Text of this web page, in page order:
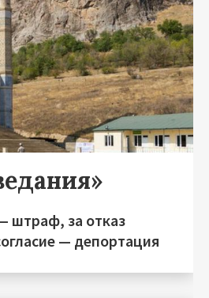
штраф, за отказ
— депортация